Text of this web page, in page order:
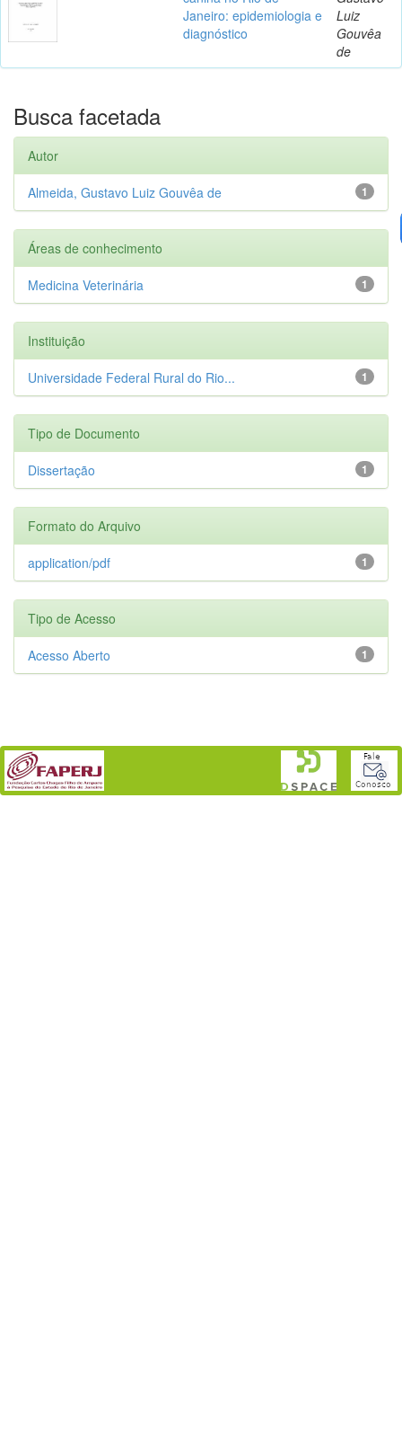
Janeiro: epidemiologia e
diagnóstico
Luiz
Gouvêa
de
Busca facetada
Autor
1
Almeida, Gustavo Luiz Gouvêa de
Áreas de conhecimento
1
Medicina Veterinária
Instituição
1
Universidade Federal Rural do Rio...
Tipo de Documento
1
Dissertação
Formato do Arquivo
1
application/pdf
Tipo de Acesso
1
Acesso Aberto